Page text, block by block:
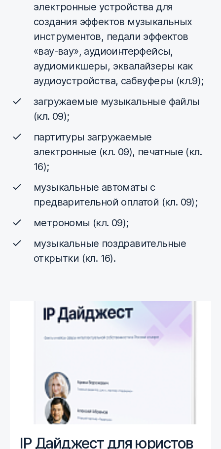
электронные устройства для
создания эффектов музыкальных
инструментов, педали эффектов
«вау-вау», аудиоинтерфейсы,
аудиомикшеры, эквалайзеры как
аудиоустройства, сабвуферы (кл.9);
загружаемые музыкальные файлы
(кл. 09);
партитуры загружаемые
электронные (кл. 09), печатные (кл.
16);
музыкальные автоматы с
предварительной оплатой (кл. 09);
метрономы (кл. 09);
музыкальные поздравительные
открытки (кл. 16).
IP Дайджест для юристов